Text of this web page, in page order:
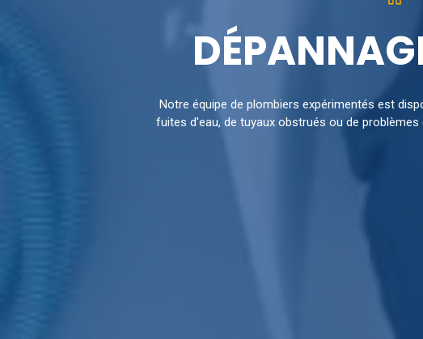
Notre équipe de plombiers expérimentés est
fuites d'eau, de tuyaux obstrués ou de